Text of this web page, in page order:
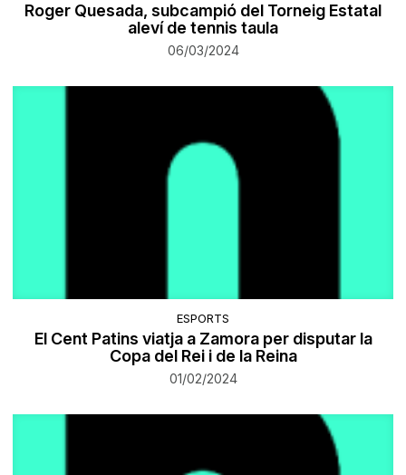
Roger Quesada, subcampió del Torneig Estatal
aleví de tennis taula
06/03/2024
ESPORTS
El Cent Patins viatja a Zamora per disputar la
Copa del Rei i de la Reina
01/02/2024